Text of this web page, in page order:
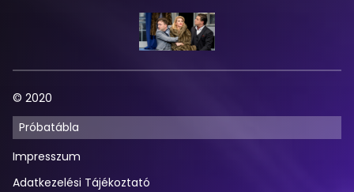
Színház
© 2020
Próbatábla
Impresszum
Adatkezelési Tájékoztató